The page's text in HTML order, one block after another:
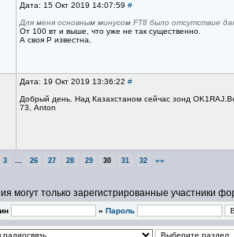
Дата: 15 Окт 2019 14:07:59 #
Для меня основным минусом FT8 было отсутствие
От 100 вт и выше, что уже не так существенно.
А своя P известна.
Дата: 19 Окт 2019 13:36:22 #
Добрый день. Над Казахстаном сейчас зонд
73, Anton
3 26 27 28 29 30 31 32 »»
могут только зарегистрированные участники
» Пароль